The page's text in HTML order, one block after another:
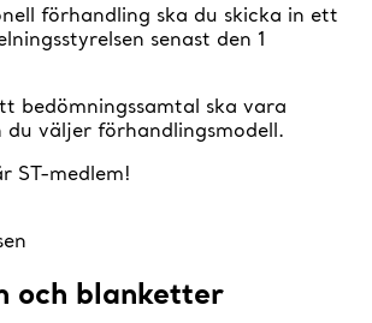
förhandling ska du skicka in ett
senast den 1
bedömningssamtal ska vara
väljer förhandlingsmodell.
ST-medlem!
och blanketter